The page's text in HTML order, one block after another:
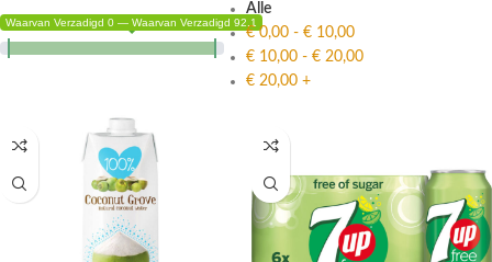
Waarvan Verzadigd 0 — Waarvan Verzadigd 92.1
Alle
€0,00 - € 10,00
€ 10,00 - € 20,00
€ 20,00 +